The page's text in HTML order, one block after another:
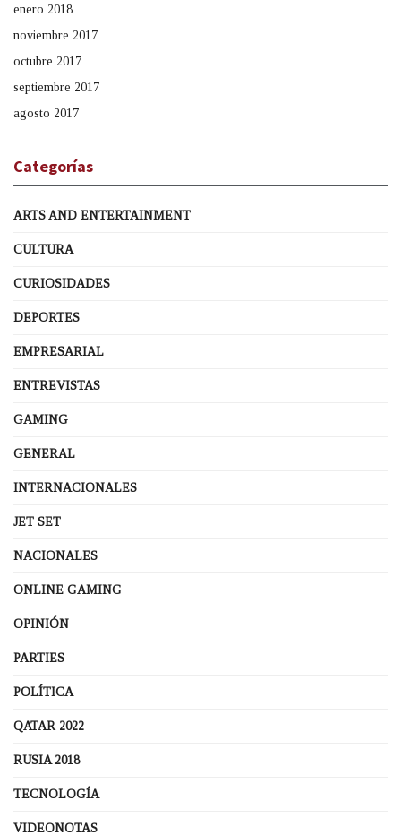
enero 2018
noviembre 2017
octubre 2017
septiembre 2017
agosto 2017
Categorías
ARTS AND ENTERTAINMENT
CULTURA
CURIOSIDADES
DEPORTES
EMPRESARIAL
ENTREVISTAS
GAMING
GENERAL
INTERNACIONALES
JET SET
NACIONALES
ONLINE GAMING
OPINIÓN
PARTIES
POLÍTICA
QATAR 2022
RUSIA 2018
TECNOLOGÍA
VIDEONOTAS